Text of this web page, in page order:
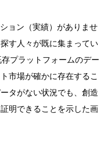
ョン（実績）がありませ
す人々が既に集まってい
プラットフォームのデー
市場が確かに存在するこ
タがない状況でも、創造
明できることを示した画